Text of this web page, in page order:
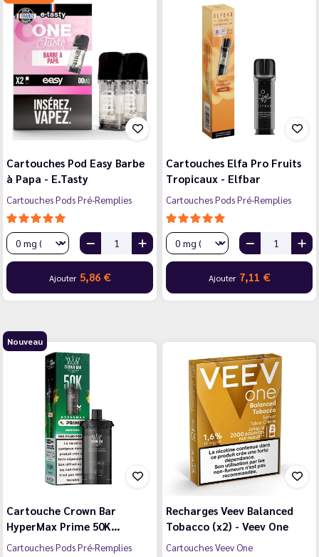
Cartouches Pod Easy Barbe
à Papa - E.Tasty
Cartouches Pods Pré-Remplies
Ajouter 5,86 €
Cartouches Elfa Pro Fruits
Tropicaux - Elfbar
Cartouches Pods Pré-Remplies
Ajouter 7,11 €
Nouveau
Cartouche Crown Bar
HyperMax Prime 50K…
Cartouches Pods Pré-Remplies
Recharges Veev Balanced
Tobacco (x2) - Veev One
Cartouches Veev One